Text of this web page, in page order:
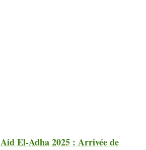
Aid El-Adha 2025 : Arrivée de